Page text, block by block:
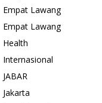
Empat Lawang
Empat Lawang
Health
Internasional
JABAR
Jakarta